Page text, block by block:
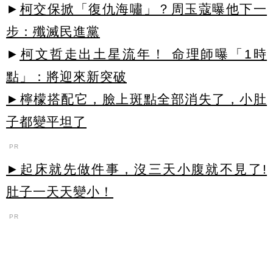
► 柯交保掀「復仇海嘯」？周玉蔻曝他下一
步：殲滅民進黨
► 柯文哲走出土星流年！ 命理師曝「1時
點」：將迎來新突破
►檸檬搭配它，臉上斑點全部消失了，小肚
子都變平坦了
PR
►起床就先做件事，沒三天小腹就不見了!
肚子一天天變小！
PR